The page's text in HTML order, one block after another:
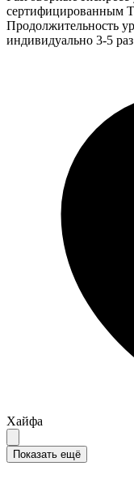
сертифицированным
Продолжительность
индивидуально 3-5
Хайфа
Показать ещё